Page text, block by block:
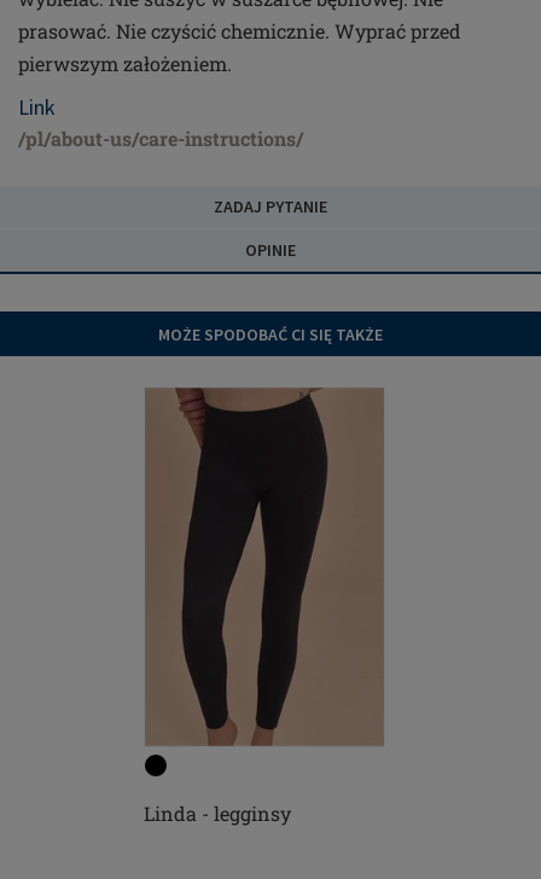
prasować. Nie czyścić chemicznie. Wyprać przed
pierwszym założeniem.
Link
/pl/about-us/care-instructions/
ZADAJ PYTANIE
OPINIE
MOŻE SPODOBAĆ CI SIĘ TAKŻE
Linda - legginsy